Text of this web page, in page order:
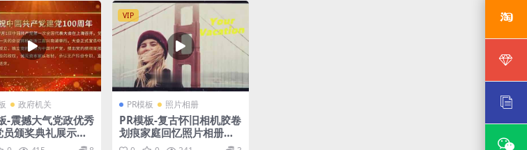
政府机关
-震撼大气党政优秀
员颁奖典礼展示模
VIP
PR模板 照片相册
PR模板-复古怀旧相机胶卷
划痕家庭回忆照片相册展
示模板